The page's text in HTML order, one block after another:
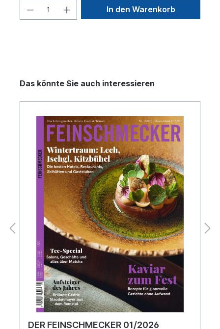
In den Warenkorb
Das könnte Sie auch interessieren
DER FEINSCHMECKER 01/2026